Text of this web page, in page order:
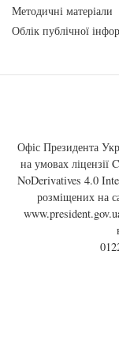
Методичні матеріали
Облік публічної
Офіс Президента
на умовах ліцензії
NoDerivatives 4.0
розміщених на